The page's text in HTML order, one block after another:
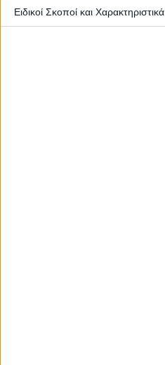
Ειδικοί Σκοποί και Χαρακτηριστικά